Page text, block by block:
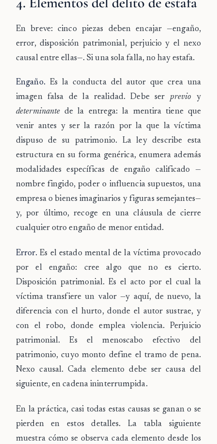
En breve: cinco piezas deben encajar —engaño,
error, disposición patrimonial, perjuicio y el nexo
causal entre ellas—. Si una sola falla, no hay estafa.
Engaño. Es la conducta del autor que crea una
imagen falsa de la realidad. Debe ser previo y
determinante de la entrega: la mentira tiene que
venir antes y ser la razón por la que la víctima
dispuso de su patrimonio. La ley describe esta
estructura en su forma genérica, enumera además
modalidades específicas de engaño calificado —
nombre fingido, poder o influencia supuestos, una
empresa o bienes imaginarios y figuras semejantes—
y, por último, recoge en una cláusula de cierre
cualquier otro engaño de menor entidad.
Error. Es el estado mental de la víctima provocado
por el engaño: cree algo que no es cierto.
Disposición patrimonial. Es el acto por el cual la
víctima transfiere un valor —y aquí, de nuevo, la
diferencia con el hurto, donde el autor sustrae, y
con el robo, donde emplea violencia.Perjuicio
patrimonial. Es el menoscabo efectivo del
patrimonio, cuyo monto define el tramo de pena.
Nexo causal. Cada elemento debe ser causa del
siguiente, en cadena ininterrumpida.
En la práctica, casi todas estas causas se ganan o se
pierden en estos detalles. La tabla siguiente
muestra cómo se observa cada elemento desde los